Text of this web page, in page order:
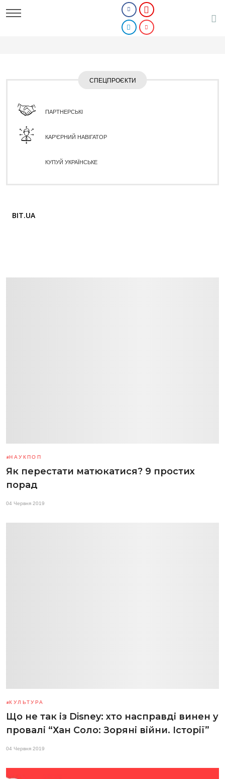
СПЕЦПРОЄКТИ
ПАРТНЕРСЬКІ
КАР'ЄРНИЙ НАВІГАТОР
КУПУЙ УКРАЇНСЬКЕ
BIT.UA
НАУКПОП
Як перестати матюкатися? 9 простих
порад
04 Червня 2019
КУЛЬТУРА
Що не так із Disney: хто насправді винен у
провалі “Хан Соло: Зоряні війни. Історії”
04 Червня 2019